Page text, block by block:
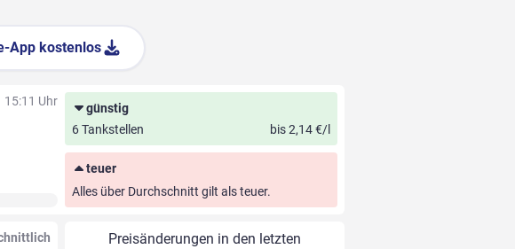
App kostenlos
15:11 Uhr
günstig
6 Tankstellen
bis 2,14 €/l
teuer
Alles über Durchschnitt gilt als teuer.
Preisänderungen in den letzten